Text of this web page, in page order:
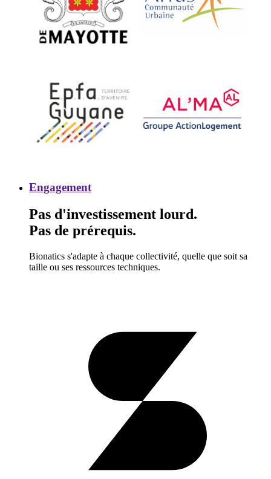
Engagement
Engagement
Pas d'investissement lourd.
Pas de prérequis.
Bionatics s'adapte à chaque collectivité, quelle que soit sa
taille ou ses ressources techniques.